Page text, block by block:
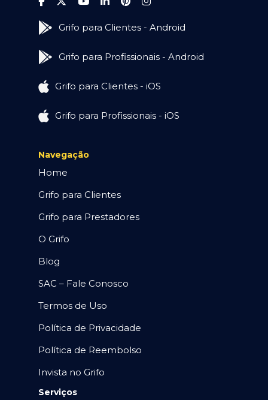
Grifo para Clientes - Android
Grifo para Profissionais - Android
Grifo para Clientes - iOS
Grifo para Profissionais - iOS
Navegação
Home
Grifo para Clientes
Grifo para Prestadores
O Grifo
Blog
SAC – Fale Conosco
Termos de Uso
Política de Privacidade
Política de Reembolso
Invista no Grifo
Serviços